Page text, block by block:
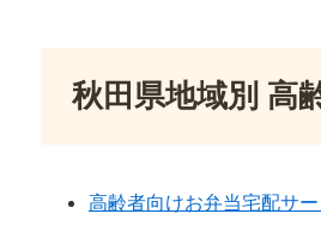
秋田県地域別 高
高齢者向けお弁当宅配サ